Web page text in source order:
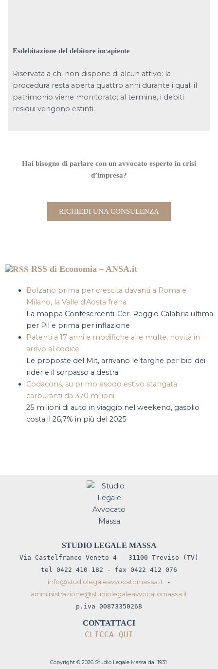
Esdebitazione del debitore incapiente
Riservata a chi non dispone di alcun attivo: la
procedura resta aperta quattro anni durante i quali il
patrimonio viene monitorato; al termine, i debiti
residui vengono estinti.
Hai bisogno di parlare con un avvocato esperto in crisi
d’impresa?
RICHIEDI UNA CONSULENZA
RSS di Economia – ANSA.it
Bolzano prima per crescita davanti a Roma e
Milano, la Valle d'Aosta frena
La mappa Confesercenti-Cer. Reggio Calabria ultima
per Pil e prima per inflazione
Patenti a 17 anni e modifiche alle multe, novità in
arrivo al codice
Le proposte del Mit, arrivano le targhe per bici dei
rider e il sorpasso a destra
Codacons, su primo esodo estivo stangata
carburanti da 370 milioni
25 milioni di auto in viaggio nel weekend, gasolio
costa il 26,7% in più del 2025
STUDIO LEGALE MASSA
Via Castelfranco Veneto 4 - 31100 Treviso (TV)
tel 0422 410 182 - fax 0422 412 076
info@studiolegaleavvocatomassa.it-
amministrazione@studiolegaleavvocatomassa.it
p.iva 00873350268
CONTATTACI
CLICCA QUI
Copyright © 2026 Studio Legale Massa dal 1931